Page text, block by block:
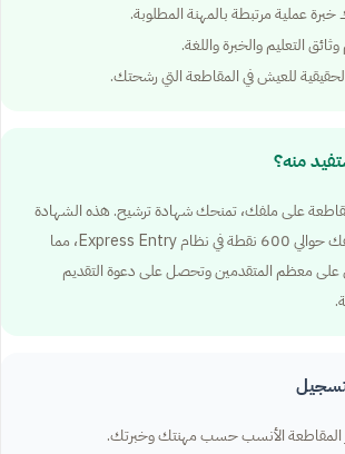
خبرة عملية مرتبطة بالمهنة المطلوبة.
التعليم والخبرة واللغة.
الحقيقية للعيش في المقاطعة التي رشحتك.
منه؟
على ملفك، تمنحك شهادة ترشيح. هذه الشهادة
تضيف إلى ملفك حوالي 600 نقطة في نظام Express Entry، مما
معظم المتقدمين وتحصل على دعوة التقديم
المقاطعة الأنسب حسب مهنتك وخبرتك.